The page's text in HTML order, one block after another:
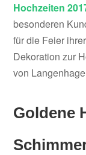
Hochzeiten
besonderen
für die Feier
Dekoration zur
von
Goldene